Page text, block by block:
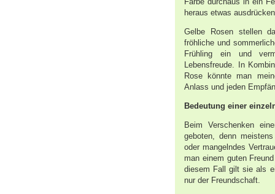
heraus etwas
Gelbe Rosen stellen
fröhliche und
Frühling ein und
Lebensfreude. In
Rose könnte man
Anlass und jeden
Bedeutung einer
Beim Verschenken
geboten, denn
oder mangelndes
man einem guten
diesem Fall gilt sie als
nur der Freundschaft.